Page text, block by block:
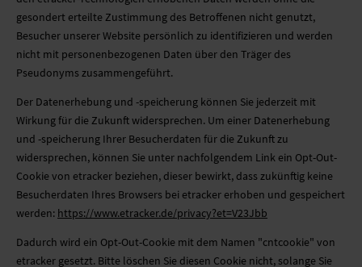
gesondert erteilte Zustimmung des Betroffenen nicht genutzt,
Besucher unserer Website persönlich zu identifizieren und werden
nicht mit personenbezogenen Daten über den Träger des
Pseudonyms zusammengeführt.
Der Datenerhebung und -speicherung können Sie jederzeit mit
Wirkung für die Zukunft widersprechen. Um einer Datenerhebung
und -speicherung Ihrer Besucherdaten für die Zukunft zu
widersprechen, können Sie unter nachfolgendem Link ein Opt-Out-
Cookie von etracker beziehen, dieser bewirkt, dass zukünftig keine
Besucherdaten Ihres Browsers bei etracker erhoben und gespeichert
werden: https://www.etracker.de/privacy?et=V23Jbb
Dadurch wird ein Opt-Out-Cookie mit dem Namen "cntcookie" von
etracker gesetzt. Bitte löschen Sie diesen Cookie nicht, solange Sie